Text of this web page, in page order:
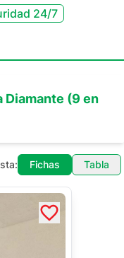
24/7
Diamante (9 en
Fichas Tabla